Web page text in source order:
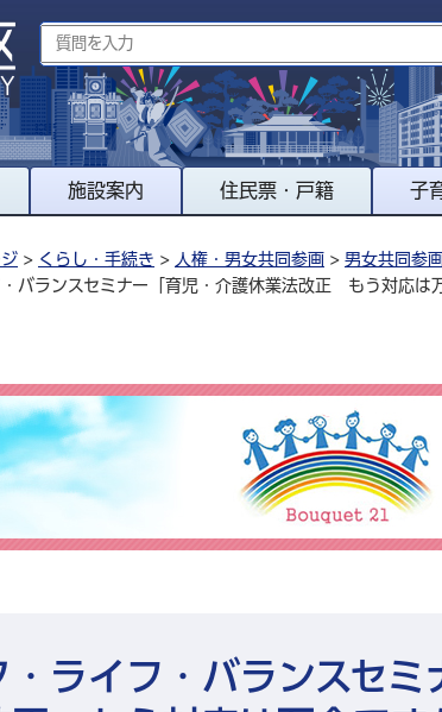
施設案内 住民票・戸籍 子
> くらし・手続き > 人権・男女共同参画 > 男女共同参画
バランスセミナー「育児・介護休業法改正 もう対応は
・ライフ・バランスセ